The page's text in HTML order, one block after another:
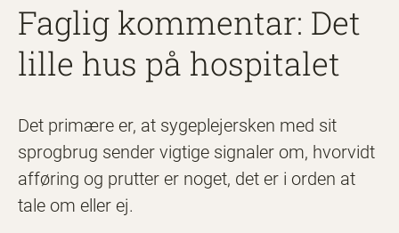
Faglig kommentar: Det
lille hus på hospitalet
Det primære er, at sygeplejersken med sit
sprogbrug sender vigtige signaler om, hvorvidt
afføring og prutter er noget, det er i orden at
tale om eller ej.